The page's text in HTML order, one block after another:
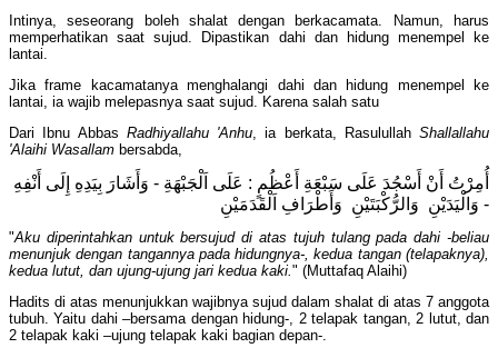
Intinya, seseorang boleh shalat dengan berkacamata. Namun, harus
memperhatikan saat sujud. Dipastikan dahi dan hidung menempel ke
lantai.
Jika frame kacamatanya menghalangi dahi dan hidung menempel ke
lantai, ia wajib melepasnya saat sujud. Karena salah satu
Dari Ibnu Abbas Radhiyallahu 'Anhu, ia berkata, Rasulullah Shallallahu
'Alaihi Wasallam bersabda,
أُمِرْتُ أَنْ أَسْجُدَ عَلَى سَبْعَةِ أَعْظُمٍ : عَلَى اَلْجَبْهَةِ - وَأَشَارَ بِيَدِهِ إِلَى أَنْفِهِ
- وَالْيَدَيْنِ وَالرُّكْبَتَيْنِ وَأَطْرَافِ اَلْقَدَمَيْنِ
"Aku diperintahkan untuk bersujud di atas tujuh tulang pada dahi -beliau
menunjuk dengan tangannya pada hidungnya-, kedua tangan (telapaknya),
kedua lutut, dan ujung-ujung jari kedua kaki." (Muttafaq Alaihi)
Hadits di atas menunjukkan wajibnya sujud dalam shalat di atas 7 anggota
tubuh. Yaitu dahi –bersama dengan hidung-, 2 telapak tangan, 2 lutut, dan
2 telapak kaki –ujung telapak kaki bagian depan-.